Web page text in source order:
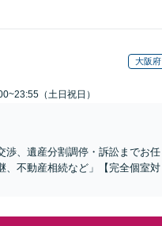
大阪府
（土日祝日）
渉、遺産分割調停・訴訟までお任
、不動産相続など」【完全個室対